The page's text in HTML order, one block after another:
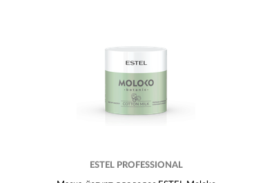
ESTEL PROFESSIONAL